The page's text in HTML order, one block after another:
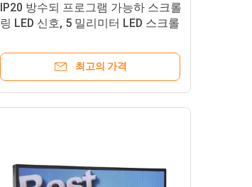
IP20 방수되 프로그램 가능하 스크롤
링 LED 신호, 5 밀리미터 LED 스크롤
최고의 가격